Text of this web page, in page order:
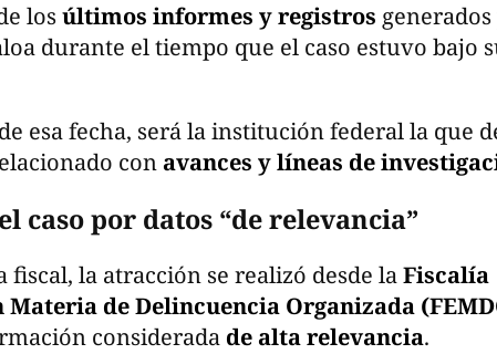
los últimos informes y registros
durante el tiempo que el caso estuvo bajo
esa fecha, será la institución federal la que
con avances y líneas de
caso por datos “de relevancia”
fiscal, la atracción se realizó desde laFiscalía
Materia de Delincuencia Organizada
considerada de alta relevancia.